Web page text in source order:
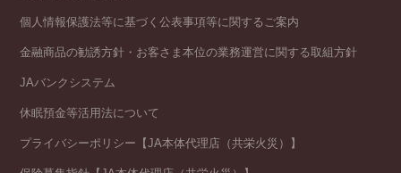
個人情報保護法等に基づく公表事項等に関するご案内
金融商品の勧誘方針・お客さま本位の業務運営に関する取組方針
JAバンクシステム
休眠預金等活用法について
プライバシーポリシー【JA本体代理店（共栄火災）】